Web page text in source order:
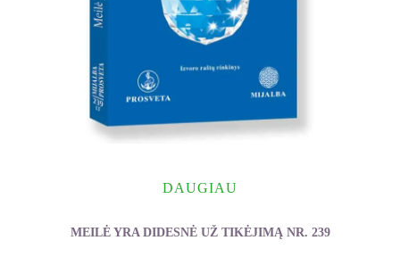
DAUGIAU
MEILĖ YRA DIDESNĖ UŽ TIKĖJIMĄ NR. 239